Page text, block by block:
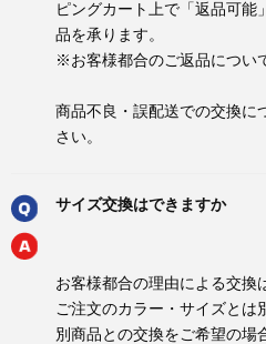
ピングカート上で「返品可能
品を承ります。
※お客様都合のご返品につい
商品不良・誤配送での交換に
さい。
サイズ交換はできますか
お客様都合の理由による交換
ご注文のカラー・サイズとは
別商品との交換をご希望の場